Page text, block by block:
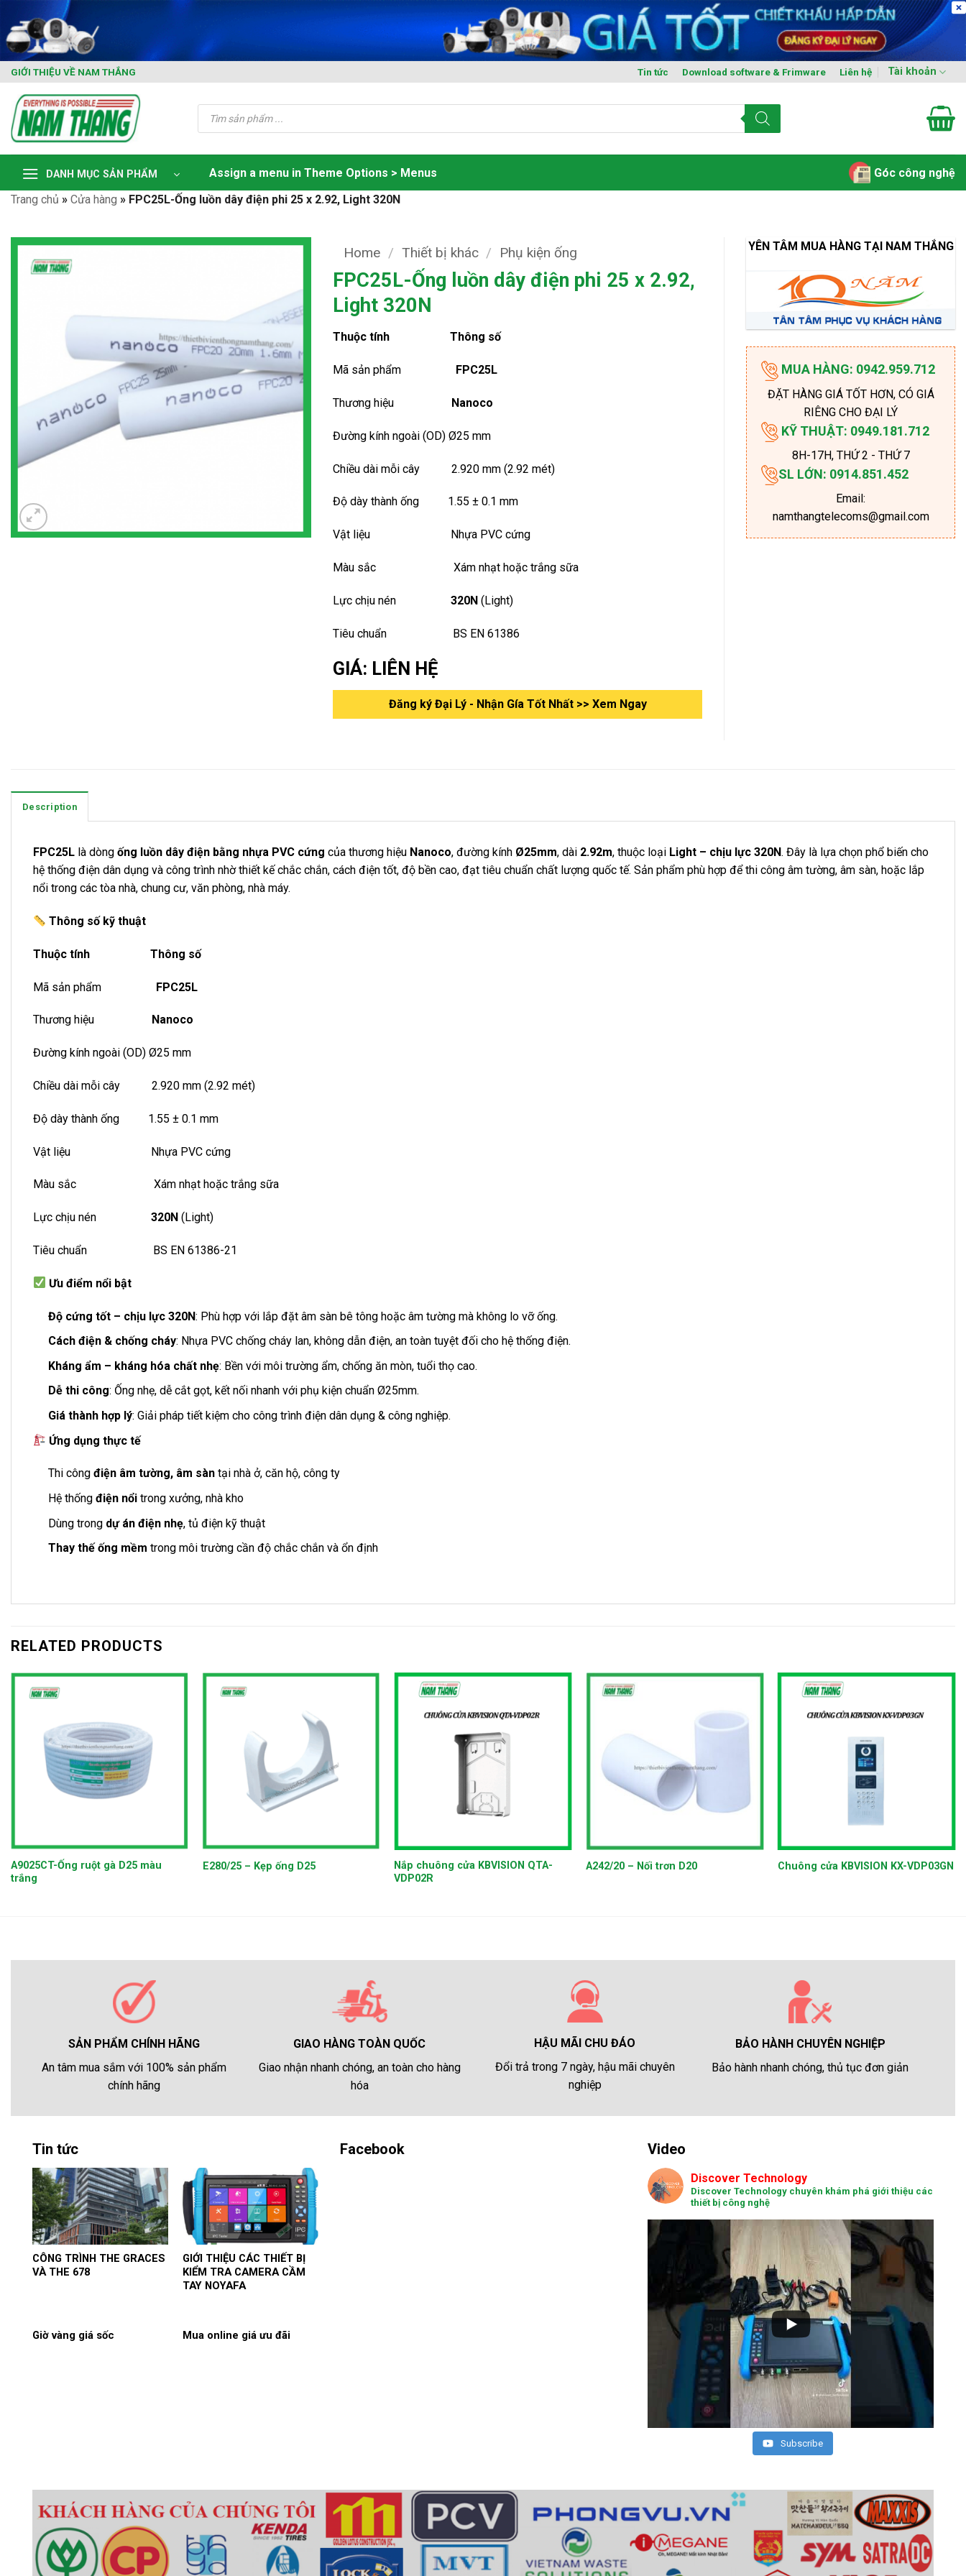
content
GIỚI THIỆU VỀ NAM THẮNG Tin tức Download software & Frimware Liên hệ Tài khoản
Tìm
kiếm
phẩm
DANH MỤC SẢN PHẨM Assign a menu in Theme Options > Menus
Góc công nghệ
Trang chủ » Cửa hàng » FPC25L-Ống luồn dây điện phi 25 x 2.92, Light 320N
Home / Thiết bị khác / Phụ kiện ống
FPC25L-Ống luồn dây điện phi 25 x 2.92,
Light 320N
Thuộc tính Thông số
Mã sản phẩm FPC25L
Thương hiệu Nanoco
Đường kính ngoài (OD) Ø25 mm
Chiều dài mỗi cây 2.920 mm (2.92 mét)
Độ dày thành ống 1.55 ± 0.1 mm
Vật liệu Nhựa PVC cứng
Màu sắc Xám nhạt hoặc trắng sữa
Lực chịu nén 320N (Light)
Tiêu chuẩn BS EN 61386
GIÁ: LIÊN HỆ
Đăng ký Đại Lý - Nhận Gía Tốt Nhất >> Xem Ngay
YÊN TÂM MUA HÀNG TẠI NAM THẮNG
MUA HÀNG: 0942.959.712
ĐẶT HÀNG GIÁ TỐT HƠN, CÓ GIÁ
RIÊNG CHO ĐẠI LÝ
KỸ THUẬT: 0949.181.712
8H-17H, THỨ 2 - THỨ 7
SL LỚN: 0914.851.452
Email:
namthangtelecoms@gmail.com
Description
FPC25L là dòng ống luồn dây điện bằng nhựa PVC cứng của thương hiệu Nanoco, đường kính Ø25mm, dài 2.92m, thuộc loại Light – chịu lực 320N. Đây là lựa chọn phổ biến cho
hệ thống điện dân dụng và công trình nhờ thiết kế chắc chắn, cách điện tốt, độ bền cao, đạt tiêu chuẩn chất lượng quốc tế. Sản phẩm phù hợp để thi công âm tường, âm sàn, hoặc lắp
nổi trong các tòa nhà, chung cư, văn phòng, nhà máy.
Thông số kỹ thuật
Thuộc tính Thông số
Mã sản phẩm FPC25L
Thương hiệu Nanoco
Đường kính ngoài (OD) Ø25 mm
Chiều dài mỗi cây 2.920 mm (2.92 mét)
Độ dày thành ống 1.55 ± 0.1 mm
Vật liệu Nhựa PVC cứng
Màu sắc Xám nhạt hoặc trắng sữa
Lực chịu nén 320N (Light)
Tiêu chuẩn BS EN 61386-21
Ưu điểm nổi bật
Độ cứng tốt – chịu lực 320N: Phù hợp với lắp đặt âm sàn bê tông hoặc âm tường mà không lo vỡ ống.
Cách điện & chống cháy: Nhựa PVC chống cháy lan, không dẫn điện, an toàn tuyệt đối cho hệ thống điện.
Kháng ẩm – kháng hóa chất nhẹ: Bền với môi trường ẩm, chống ăn mòn, tuổi thọ cao.
Dễ thi công: Ống nhẹ, dễ cắt gọt, kết nối nhanh với phụ kiện chuẩn Ø25mm.
Giá thành hợp lý: Giải pháp tiết kiệm cho công trình điện dân dụng & công nghiệp.
Ứng dụng thực tế
Thi công điện âm tường, âm sàntại nhà ở, căn hộ, công ty
Hệ thống điện nổitrong xưởng, nhà kho
Dùng trong dự án điện nhẹ, tủ điện kỹ thuật
Thay thế ống mềm trong môi trường cần độ chắc chắn và ổn định
RELATED PRODUCTS
A9025CT-Ống ruột gà D25 màu
trắng
E280/25 – Kẹp ống D25
Nắp chuông cửa KBVISION QTA-
VDP02R
A242/20 – Nối trơn D20 Chuông cửa KBVISION KX-VDP03GN
SẢN PHẨM CHÍNH HÃNG
An tâm mua sắm với 100% sản phẩm
chính hãng
GIAO HÀNG TOÀN QUỐC
Giao nhận nhanh chóng, an toàn cho hàng
hóa
HẬU MÃI CHU ĐÁO
Đổi trả trong 7 ngày, hậu mãi chuyên
nghiệp
BẢO HÀNH CHUYÊN NGHIỆP
Bảo hành nhanh chóng, thủ tục đơn giản
Tin tức
CÔNG TRÌNH THE GRACES
VÀ THE 678
GIỚI THIỆU CÁC THIẾT BỊ
KIỂM TRA CAMERA CẦM
TAY NOYAFA
Giờ vàng giá sốc Mua online giá ưu đãi
Facebook Video
Discover Technology
Discover Technology chuyên khám phá giới thiệu các
thiết bị công nghệ
Subscribe